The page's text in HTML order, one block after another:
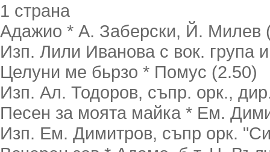
1 страна
Адажио * А. Заберски, Й. Милев
Изп. Лили Иванова с вок. група
Целуни ме бьрзо * Помус (2.50)
Изп. Ал. Тодоров, съпр. орк.,
Песен за моята майка * Ем.
Изп. Ем. Димитров, съпр орк.